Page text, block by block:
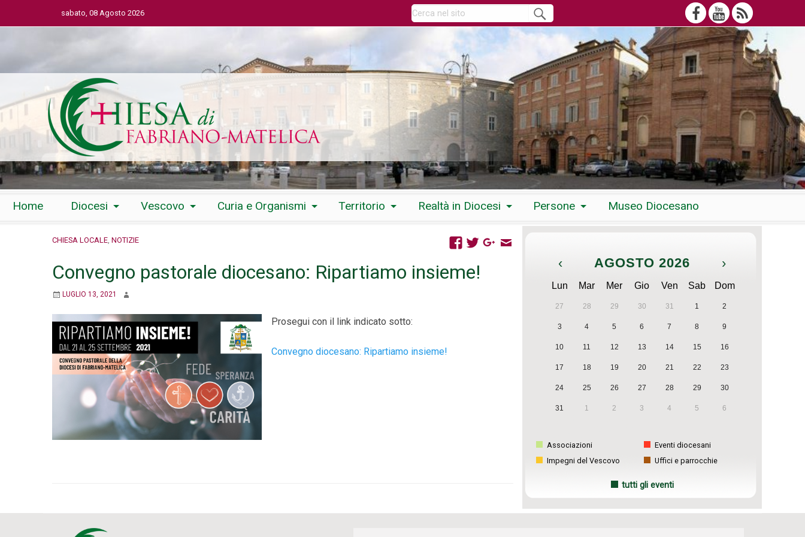
sabato, 08 Agosto 2026
Home Diocesi Vescovo Curia e Organismi Territorio Realtà in Diocesi Persone Museo Diocesano
CHIESA LOCALE NOTIZIE
Convegno pastorale diocesano: Ripartiamo insieme!
LUGLIO 13, 2021
Prosegui con il link indicato sotto:
Convegno diocesano: Ripartiamo insieme!
‹ AGOSTO 2026 ›
Lun Mar Mer Gio Ven Sab Dom
27 28 29 30 31 1 2
3 4 5 6 7 8 9
10 11 12 13 14 15 16
17 18 19 20 21 22 23
24 25 26 27 28 29 30
31 1 2 3 4 5 6
Associazioni
Eventi diocesani
Impegni del Vescovo
Uffici e parrocchie
tutti gli eventi